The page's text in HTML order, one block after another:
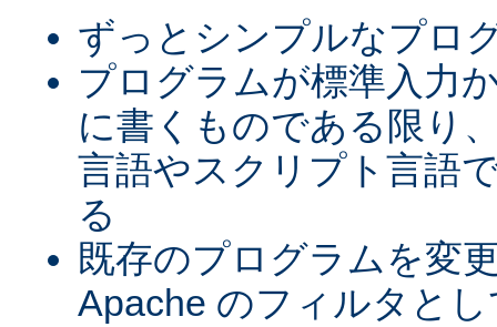
ずっとシンプルなプロ
プログラムが標準入力
に書くものである限り
言語やスクリプト言語
る
既存のプログラムを変
Apache のフィルタと